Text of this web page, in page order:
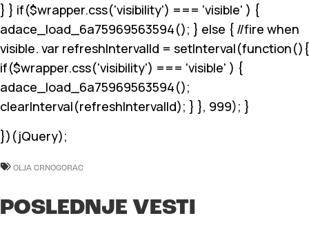
} } if($wrapper.css('visibility') === 'visible' ) {
adace_load_6a75969563594(); } else { //fire when
visible. var refreshIntervalId = setInterval(function(){
if($wrapper.css('visibility') === 'visible' ) {
adace_load_6a75969563594();
clearInterval(refreshIntervalId); } }, 999); }
})(jQuery);
OLJA CRNOGORAC
POSLEDNJE VESTI